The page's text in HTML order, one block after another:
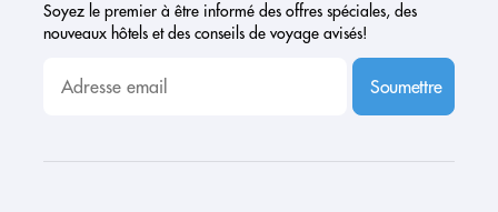
Soyez le premier à être informé des offres spéciales, des
nouveaux hôtels et des conseils de voyage avisés!
Soumettre